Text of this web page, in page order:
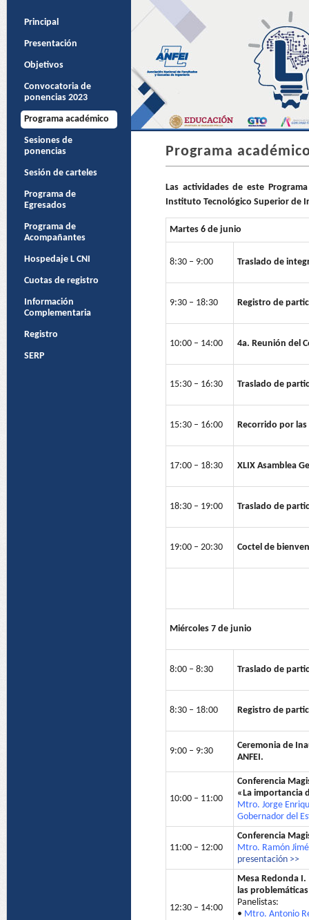
Principal
Presentación
Objetivos
Convocatoria de
ponencias 2023
Programa académico
Sesiones de
ponencias
Sesión de carteles
Programa de
Egresados
Programa de
Acompañantes
Hospedaje L CNI
Cuotas de registro
Información
Complementaria
Registro
SERP
Programa
Las actividades de este
Instituto Tecnológico Superior de
Martes 6 de junio
8:30 – 9:00 Traslado de
9:30 – 18:30 Registro de
10:00 – 14:00 4a. Reunión del
15:30 – 16:30 Traslado de
15:30 – 16:00 Recorrido por las
17:00 – 18:30 XLIX Asamblea
18:30 – 19:00 Traslado de
19:00 – 20:30 Coctel de
Miércoles 7 de junio
8:00 – 8:30 Traslado de
8:30 – 18:00 Registro de
9:00 – 9:30
Ceremonia de
ANFEI.
10:00 – 11:00
Conferencia
«La importancia
Mtro. Jorge
Gobernador del
11:00 – 12:00
Conferencia
Mtro. Ramón
presentación >>
12:30 – 14:00
Mesa Redonda I.
las
Panelistas:
• Mtro. Antonio